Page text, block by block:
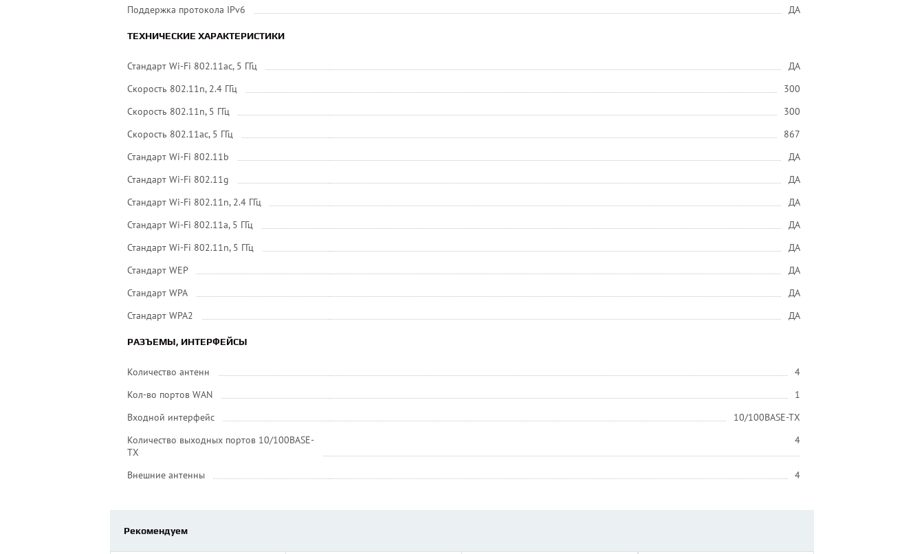
Поддержка протокола IPv6
ДА
ТЕХНИЧЕСКИЕ ХАРАКТЕРИСТИКИ
Стандарт Wi-Fi 802.11ac, 5 ГГц
ДА
Скорость 802.11n, 2.4 ГГц
300
Скорость 802.11n, 5 ГГц
300
Скорость 802.11ac, 5 ГГц
867
Стандарт Wi-Fi 802.11b
ДА
Стандарт Wi-Fi 802.11g
ДА
Стандарт Wi-Fi 802.11n, 2.4 ГГц
ДА
Стандарт Wi-Fi 802.11a, 5 ГГц
ДА
Стандарт Wi-Fi 802.11n, 5 ГГц
ДА
Стандарт WEP
ДА
Стандарт WPA
ДА
Стандарт WPA2
ДА
РАЗЪЕМЫ, ИНТЕРФЕЙСЫ
Количество антенн
4
Кол-во портов WAN
1
Входной интерфейс
10/100BASE-TX
Количество выходных портов 10/100BASE-
TX
4
Внешние антенны 4
Рекомендуем